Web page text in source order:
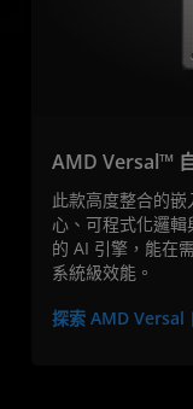
AMD Versal™
此款高度整合的
心、可程式化邏
的 AI 引擎，能在
系統級效能。
探索 AMD Versal